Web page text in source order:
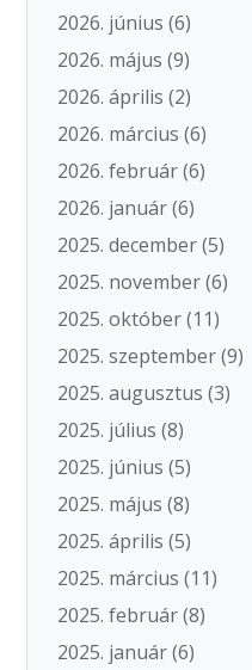
2026. június (6)
2026. május (9)
2026. április (2)
2026. március (6)
2026. február(6)
2026. január(6)
2025. december(5)
2025. november(6)
2025. október(11)
2025. szeptember(9)
2025. augusztus (3)
2025. július (8)
2025. június (5)
2025. május (8)
2025. április (5)
2025. március (11)
2025. február(8)
2025. január(6)